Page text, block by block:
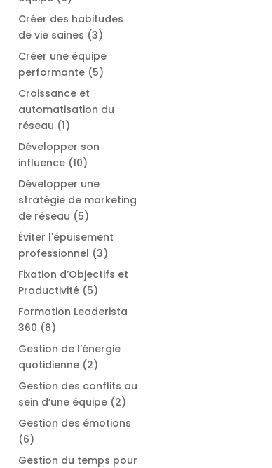
Créer des habitudes
de vie saines (3)
Créer une équipe
performante(5)
Croissance et
automatisation du
réseau (1)
Développer son
influence(10)
Développer une
stratégie de marketing
de réseau (5)
Éviter l'épuisement
professionnel (3)
Fixation d’Objectifs et
Productivité(5)
Formation Leaderista
360 (6)
Gestion de l’énergie
quotidienne(2)
Gestion des conflits au
sein d’une équipe(2)
Gestion des émotions
(6)
Gestion du temps pour